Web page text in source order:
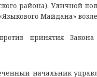
района). Уличной
Майдана»
принятия Закона
начальник